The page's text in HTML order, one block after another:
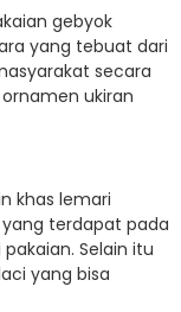
gebyok
yang tebuat dari
secara
ukiran
khas lemari
terdapat pada
Selain itu
yang bisa